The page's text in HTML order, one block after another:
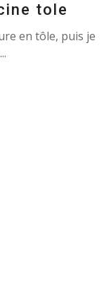
tole
en tôle, puis je